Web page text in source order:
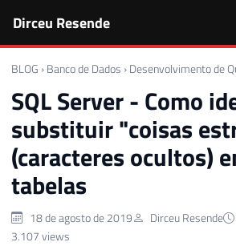
Dirceu Resende
BLOG › Banco de Dados › Desenvolvimento de
SQL Server - Como
substituir "coisas
(caracteres ocultos)
tabelas
18 de agosto de 2019 Dirceu Resende
3.107 views